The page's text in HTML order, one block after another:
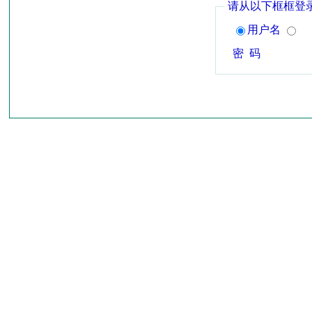
请从以下框框登
用户名
密 码